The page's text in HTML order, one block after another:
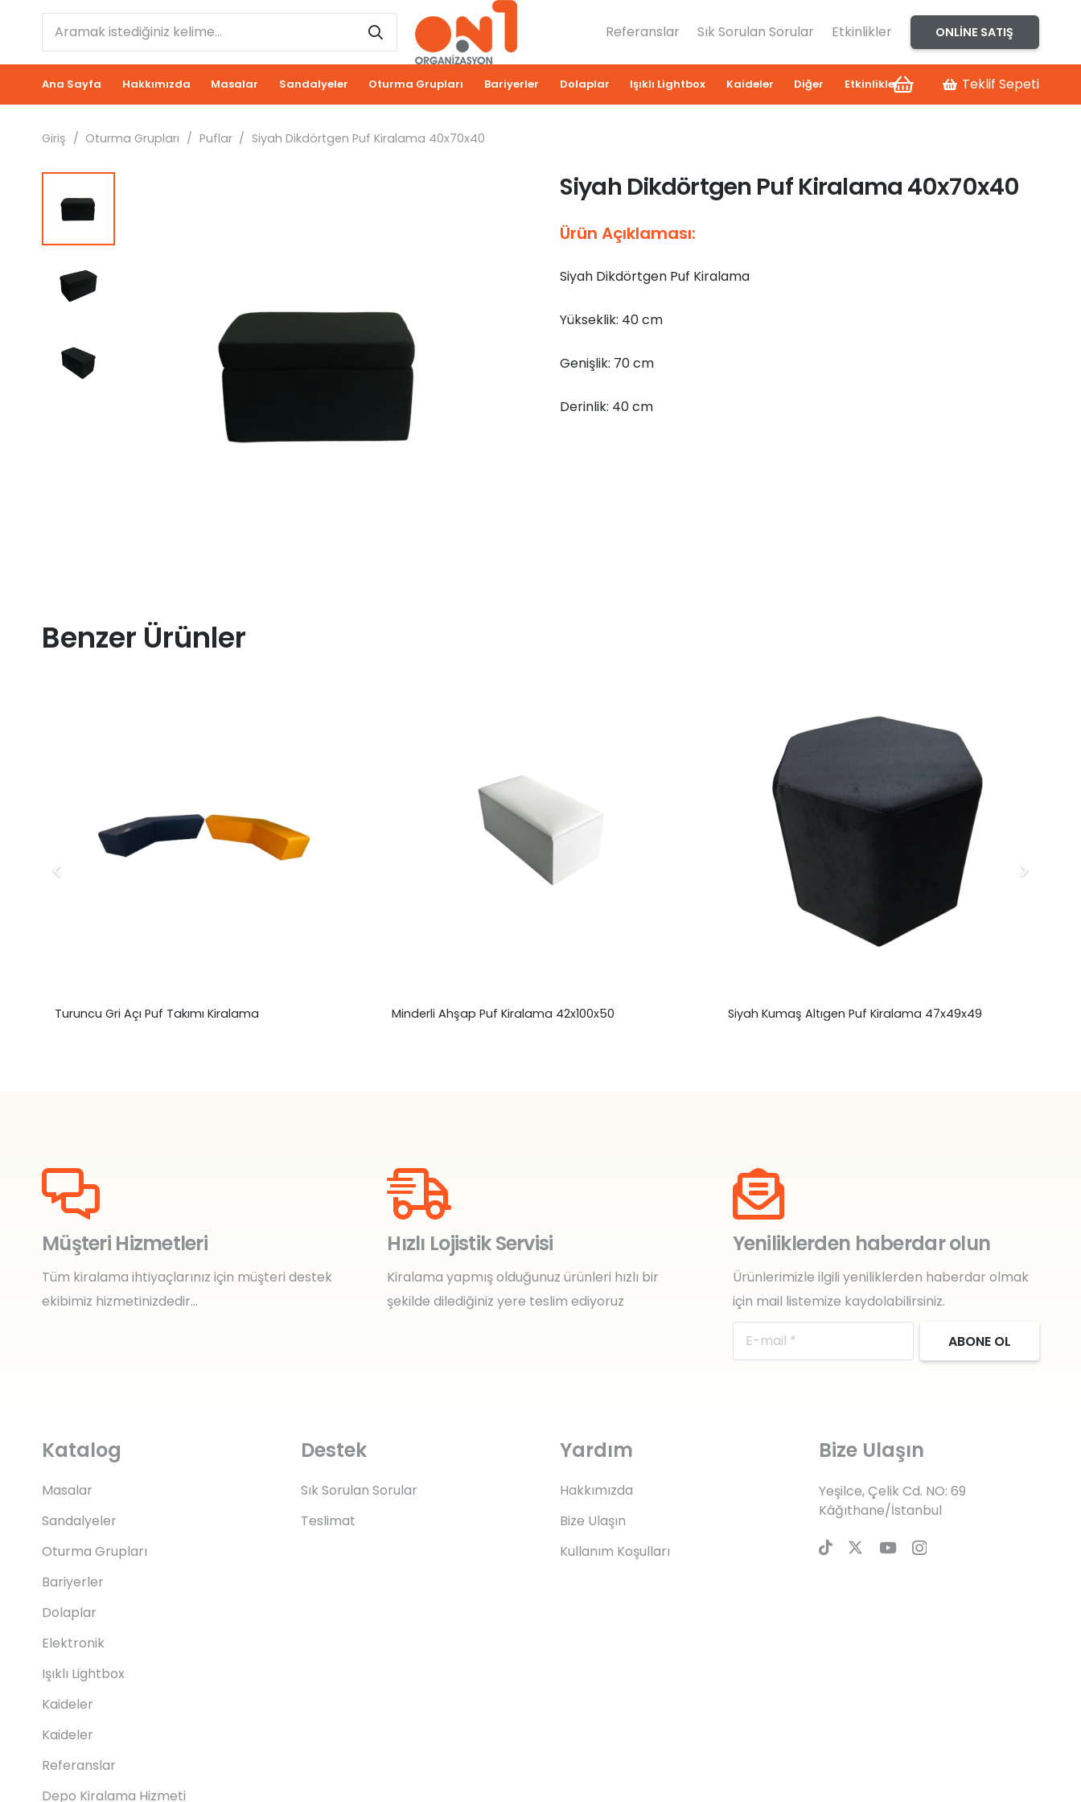
Referanslar Sık Sorulan Sorular Etkinlikler ONLINE SATIŞ
Ana Sayfa Hakkımızda Masalar Sandalyeler Oturma Grupları Bariyerler Dolaplar Işıklı Lightbox Kaideler Diğer Etkinlikler Teklif Sepeti
Giriş / Oturma Grupları / Puflar / Siyah Dikdörtgen Puf Kiralama 40x70x40
Siyah Dikdörtgen Puf Kiralama 40x70x40
Ürün Açıklaması:
Siyah Dikdörtgen Puf Kiralama
Yükseklik: 40 cm
Genişlik: 70 cm
Derinlik: 40 cm
Benzer Ürünler
Turuncu Gri Açı Puf Takımı Kiralama Minderli Ahşap Puf Kiralama 42x100x50 Siyah Kumaş Altıgen Puf Kiralama 47x49x49
Müşteri Hizmetleri
Tüm kiralama ihtiyaçlarınız için müşteri destek
ekibimiz hizmetinizdedir…
Hızlı Lojistik Servisi
Kiralama yapmış olduğunuz ürünleri hızlı bir
şekilde dilediğiniz yere teslim ediyoruz
Yeniliklerden haberdar olun
Ürünlerimizle ilgili yeniliklerden haberdar olmak
için mail listemize kaydolabilirsiniz.
ABONE OL
Katalog
Masalar
Sandalyeler
Oturma Grupları
Bariyerler
Dolaplar
Elektronik
Işıklı Lightbox
Kaideler
Kaideler
Referanslar
Depo Kiralama Hizmeti
Destek
Sık Sorulan Sorular
Teslimat
Yardım
Hakkımızda
Bize Ulaşın
Kullanım Koşulları
Bize Ulaşın
Yeşilce, Çelik Cd. NO: 69
Kâğıthane/İstanbul